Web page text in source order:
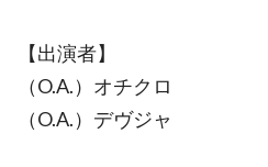
【出演者】
（O.A.）オチクロ
（O.A.）デヴジャ